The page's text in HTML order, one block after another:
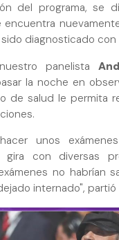
del programa, se
encuentra
diagnosticado con
panelista
la noche en
de salud le permita
unos
gira con diversas
no habrían
internado", partió